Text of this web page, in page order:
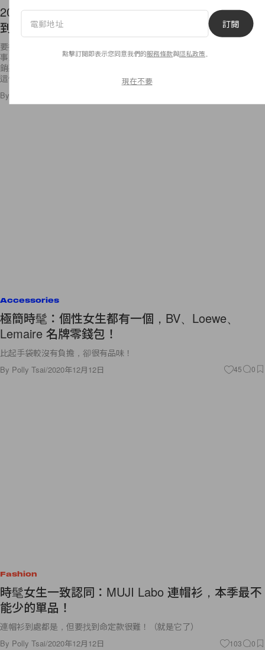
2021 波鞋預測：這 5 種款式將會最熱門，終於輪
到這個設計了？
要找到一雙完全命中紅心的波鞋就跟挑選要投資哪一款手袋一樣，並非易
事。尤其各大品牌推出每一季總是不斷加碼推出全新款式，加上經典的熱
銷系列總是令人眼花撩亂，不知道到底哪一雙才是最應該下手的波鞋，在
這個
By
Accessories
極簡時髦：個性女生都有一個，BV、Loewe、
Lemaire 名牌零錢包！
比起手袋較沒有負擔，卻很有品味！
By Polly Tsai/2020年12月12日 45 0
Fashion
時髦女生一致認同：MUJI Labo 連帽衫，本季最不
能少的單品！
連帽衫到處都是，但要找到命定款很難！（就是它了）
By Polly Tsai/2020年12月12日 103 0
訂閱
點擊訂閱即表示您同意我們的服務條款與隱私政策
現在不要